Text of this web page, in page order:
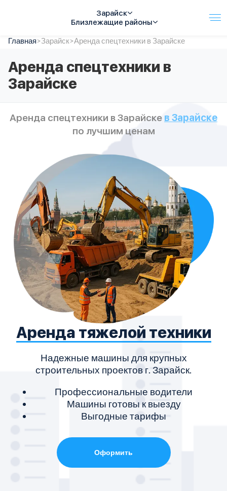
Зарайск
Близлежащие районы
Услуги
Автопарк
Тарифы
Акции
Контакты
Главная>Зарайск>Аренда спецтехники в Зарайске
Аренда спецтехники в
Зарайске
Аренда спецтехники в Зарайске в Зарайске
по лучшим ценам
Аренда тяжелой техники
Надежные машины для крупных
строительных проектов г. Зарайск.
Профессиональные водители
Машины готовы к выезду
Выгодные тарифы
Оформить